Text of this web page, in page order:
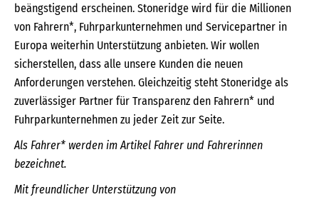
beängstigend erscheinen. Stoneridge wird für die Millionen
von Fahrern*, Fuhrparkunternehmen und Servicepartner in
Europa weiterhin Unterstützung anbieten. Wir wollen
sicherstellen, dass alle unsere Kunden die neuen
Anforderungen verstehen. Gleichzeitig steht Stoneridge als
zuverlässiger Partner für Transparenz den Fahrern* und
Fuhrparkunternehmen zu jeder Zeit zur Seite.
Als Fahrer* werden im Artikel Fahrer und Fahrerinnen
bezeichnet.
Mit freundlicher Unterstützung von